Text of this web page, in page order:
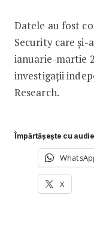
Datele au fost
Security care și-
ianuarie-martie
investigații
Research.
Împărtășește cu
X